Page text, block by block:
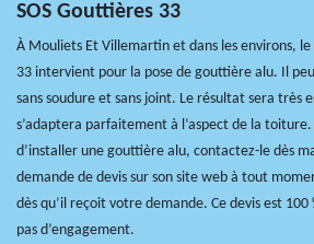
SOS Gouttières 33
À Mouliets Et Villemartin et dans les environs, le
33 intervient pour la pose de gouttière alu. Il
sans soudure et sans joint. Le résultat sera très
s’adaptera parfaitement à l’aspect de la toiture.
d’installer une gouttière alu, contactez-le dès
demande de devis sur son site web à tout
dès qu’il reçoit votre demande. Ce devis est
pas d’engagement.